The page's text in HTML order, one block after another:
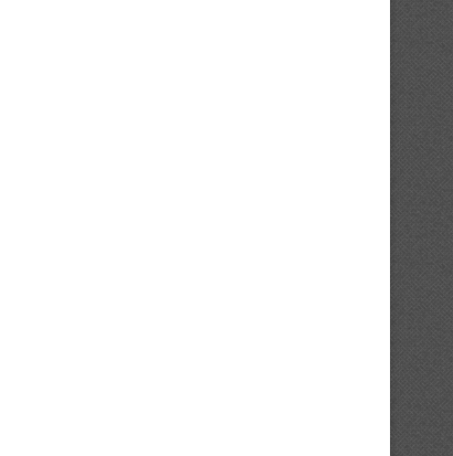
Mercato : le Stade